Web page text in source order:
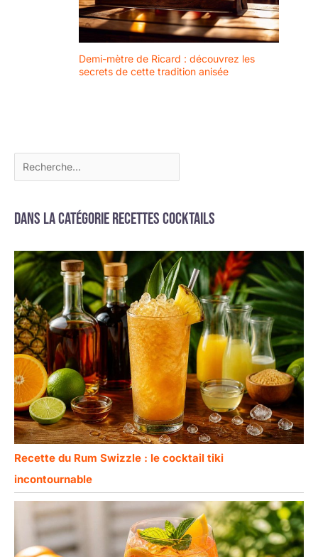
et est façonné par des
artisans hautement
qualifiés et passionnés
par leur métier. Ainsi,
chaque pièce de verre
Demi-mètre de Ricard : découvrez les
secrets de cette tradition anisée
Dans la catégorie Recettes cocktails
Recette du Rum Swizzle : le cocktail tiki
incontournable